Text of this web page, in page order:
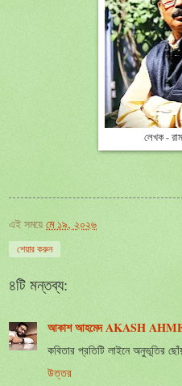
লেখক -
এই সময়ে মে ১৯, ২০২৬
শেয়ার করুন
৪টি মন্তব্য:
আকাশ আহমেদ AKASH
কবিতার প্রতিটি লাইনে অনুভূতির
উত্তর